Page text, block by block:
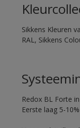
Sikkens Kleuren
RAL, Sikkens
Redox BL Forte
Eerste laag 5-